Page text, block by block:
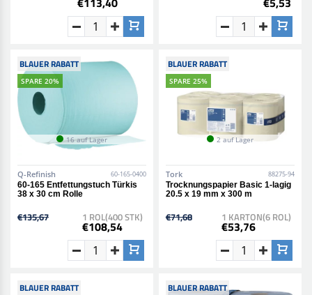
BLAUER RABATT
SPARE 20%
16 auf Lager
Q-Refinish 60-165-0400
60-165 Entfettungstuch Türkis
38 x 30 cm Rolle
€135,67 1 ROL(400 STK)
€108,54
BLAUER RABATT
SPARE 25%
2 auf Lager
Tork 88275-94
Trocknungspapier Basic 1-lagig
20.5 x 19 mm x 300 m
€71,68 1 KARTON(6 ROL)
€53,76
BLAUER RABATT BLAUER RABATT